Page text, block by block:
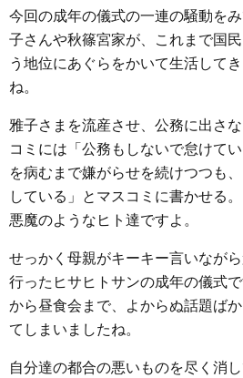
今回の成年の儀式の一連の騒動を
子さんや秋篠宮家が、これまで国
う地位にあぐらをかいて生活して
ね。
雅子さまを流産させ、公務に出さ
コミには「公務もしないで怠けて
を病むまで嫌がらせを続けつつも
している」とマスコミに書かせる
悪魔のようなヒト達ですよ。
せっかく母親がキーキー言いなが
行ったヒサヒトサンの成年の儀式
から昼食会まで、よからぬ話題ば
てしまいましたね。
自分達の都合の悪いものを尽く消